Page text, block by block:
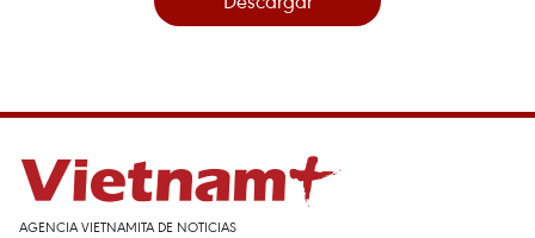
AGENCIA VIETNAMITA DE NOTICIAS